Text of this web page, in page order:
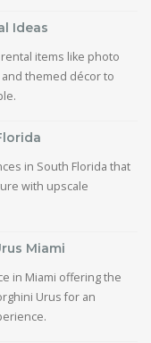
Ideas
items like photo
themed décor to
in South Florida that
with upscale
Miami
in Miami offering the
Urus for an